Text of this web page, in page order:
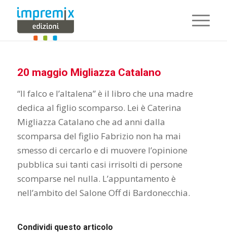
20 maggio Migliazza Catalano
“Il falco e l’altalena” è il libro che una madre
dedica al figlio scomparso. Lei è Caterina
Migliazza Catalano che ad anni dalla
scomparsa del figlio Fabrizio non ha mai
smesso di cercarlo e di muovere l’opinione
pubblica sui tanti casi irrisolti di persone
scomparse nel nulla. L’appuntamento è
nell’ambito del Salone Off di Bardonecchia.
Condividi questo articolo